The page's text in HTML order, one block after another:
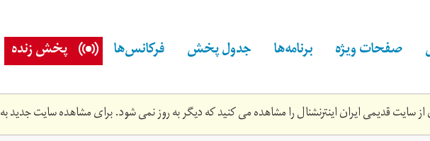
صفحات ویژه برنامه‌ها جدول پخش فرکانس‌ها پخش زنده
سایت قدیمی ایران اینترنشنال را مشاهده می کنید که دیگر به روز نمی شود. برای مشاهده سایت جدید به